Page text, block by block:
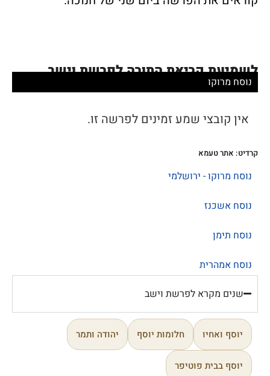
לשמיעת קריאת התורה לפרשת וישב
נוסח מרוקו
נוסח מרוקו - ירושלמי
נוסח אשכנז
נוסח תימן
נוסח אמהרית
אין קובצי שמע זמינים לפרשה זו.
קרדיט: אתר טעמא
שנים מקרא לפרשת וישב
יוסף ואחיו חלומות יוסף יהודה ותמר
יוסף בבית פוטיפר